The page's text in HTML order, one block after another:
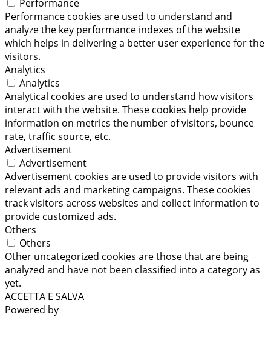
Performance
Performance cookies are used to understand and
analyze the key performance indexes of the website
which helps in delivering a better user experience for the
visitors.
Analytics
Analytics
Analytical cookies are used to understand how visitors
interact with the website. These cookies help provide
information on metrics the number of visitors, bounce
rate, traffic source, etc.
Advertisement
Advertisement
Advertisement cookies are used to provide visitors with
relevant ads and marketing campaigns. These cookies
track visitors across websites and collect information to
provide customized ads.
Others
Others
Other uncategorized cookies are those that are being
analyzed and have not been classified into a category as
yet.
ACCETTA E SALVA
Powered by